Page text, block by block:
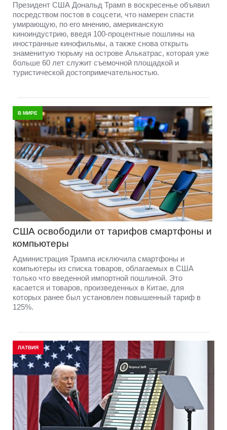
Президент США Дональд Трамп в воскресенье объявил
посредством постов в соцсети, что намерен спасти
умирающую, по его мнению, американскую
киноиндустрию, введя 100-процентные пошлины на
иностранные кинофильмы, а также снова открыть
знаменитую тюрьму на острове Алькатрас, которая уже
больше 60 лет служит съемочной площадкой и
туристической достопримечательностью.
В МИРЕ
США освободили от тарифов смартфоны и
компьютеры
Администрация Трампа исключила смартфоны и
компьютеры из списка товаров, облагаемых в США
только что введенной импортной пошлиной. Это
касается и товаров, произведенных в Китае, для
которых ранее был установлен повышенный тариф в
125%.
ЛАТВИЯ